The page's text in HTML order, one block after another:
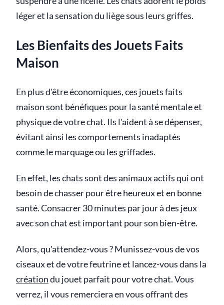
léger et la sensation du liège sous leurs griffes.
Les Bienfaits des Jouets Faits
Maison
En plus d'être économiques, ces jouets faits
maison sont bénéfiques pour la santé mentale et
physique de votre chat. Ils l'aident à se dépenser,
évitant ainsi les comportements inadaptés
comme le marquage ou les griffades.
En effet, les chats sont des animaux actifs qui ont
besoin de chasser pour être heureux et en bonne
santé. Consacrer 30 minutes par jour à des jeux
avec son chat est important pour son bien-être.
Alors, qu'attendez-vous ? Munissez-vous de vos
ciseaux et de votre feutrine et lancez-vous dans la
créationdu jouet parfait pour votre chat. Vous
verrez, il vous remerciera en vous offrant des